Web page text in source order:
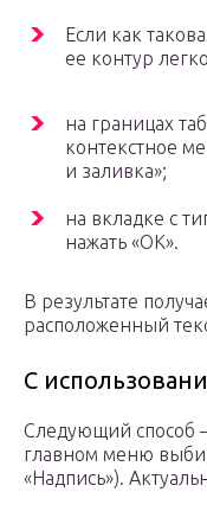
Если как
ее контур
на границах
контекстное
и заливка»;
на вкладке с
нажать «OK».
В результате
расположенный
C
Следующий способ
главном меню
«Надпись»).